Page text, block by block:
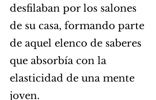
desfilaban por los salones
de su casa, formando parte
de aquel elenco de saberes
que absorbía con la
elasticidad de una mente
joven.